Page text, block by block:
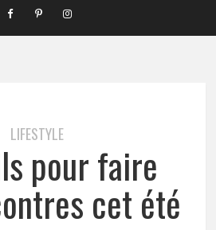
LIFESTYLE
pour faire
cet été